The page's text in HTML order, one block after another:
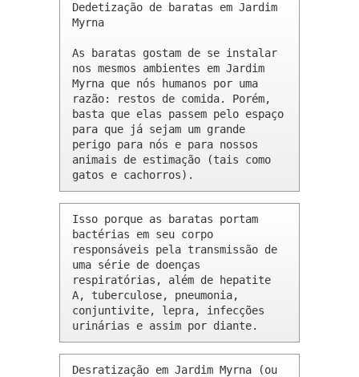
Dedetização de baratas em Jardim
Myrna
As baratas gostam de se instalar
nos mesmos ambientes em Jardim
Myrna que nós humanos por uma
razão: restos de comida. Porém,
basta que elas passem pelo espaço
para que já sejam um grande
perigo para nós e para nossos
animais de estimação (tais como
gatos e cachorros).
Isso porque as baratas portam
bactérias em seu corpo
responsáveis pela transmissão de
uma série de doenças
respiratórias, além de hepatite
A, tuberculose, pneumonia,
conjuntivite, lepra, infecções
urinárias e assim por diante.
Desratização em Jardim Myrna (ou